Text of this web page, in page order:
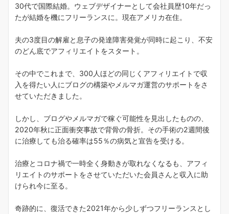
30代で国際結婚。ウェブデザイナーとして会社員歴10年だっ
たが結婚を機にフリーランスに。現在アメリカ在住。
夫の3度目の解雇と息子の発達障害発覚が同時に起こり、不安
のどん底でアフィリエイトをスタート。
その中でこれまで、300人ほどの同じくアフィリエイトで収
入を得たい人にブログの構築やメルマガ運営のサポートをさ
せていただきました。
しかし、ブログやメルマガで稼ぐ可能性を見出したものの、
2020年秋に正面衝突事故で背骨の骨折。その手術の2週間後
に治療しても治る確率は55％の病気と宣告を受ける。
治療とコロナ禍で一時全く身動きが取れなくなるも、アフィ
リエイトのサポートをさせていただいた会員さんと収入に助
けられ今に至る。
奇跡的に、復活できた2021年から少しずつフリーランスとし